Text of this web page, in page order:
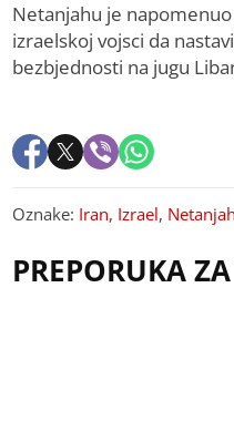
Netanjahu je
izraelskoj vojsci da
bezbjednosti na jugu
Oznake: Iran, Izrael,
PREPORUKA